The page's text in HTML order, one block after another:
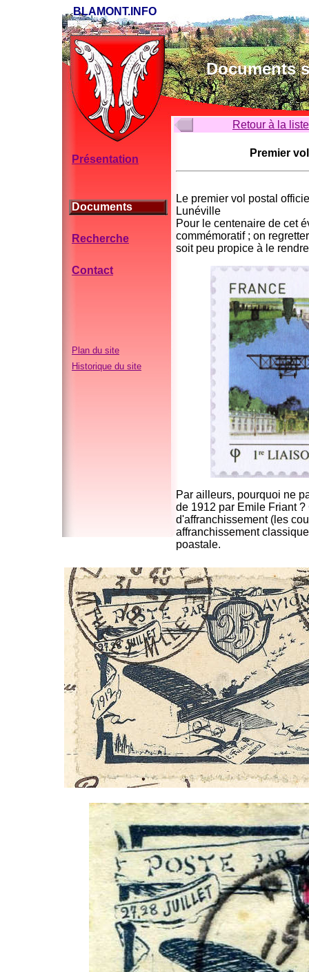
BLAMONT.INFO
Documents
Présentation
Documents
Recherche
Contact
Plan du site
Historique du site
Retour à la
Premier
Le premier vol postal
Lunéville
Pour le centenaire de cet
commémoratif ; on
soit peu propice à le
Par ailleurs, pourquoi ne
de 1912 par Emile Friant
d'affranchissement (les
affranchissement
poastale.